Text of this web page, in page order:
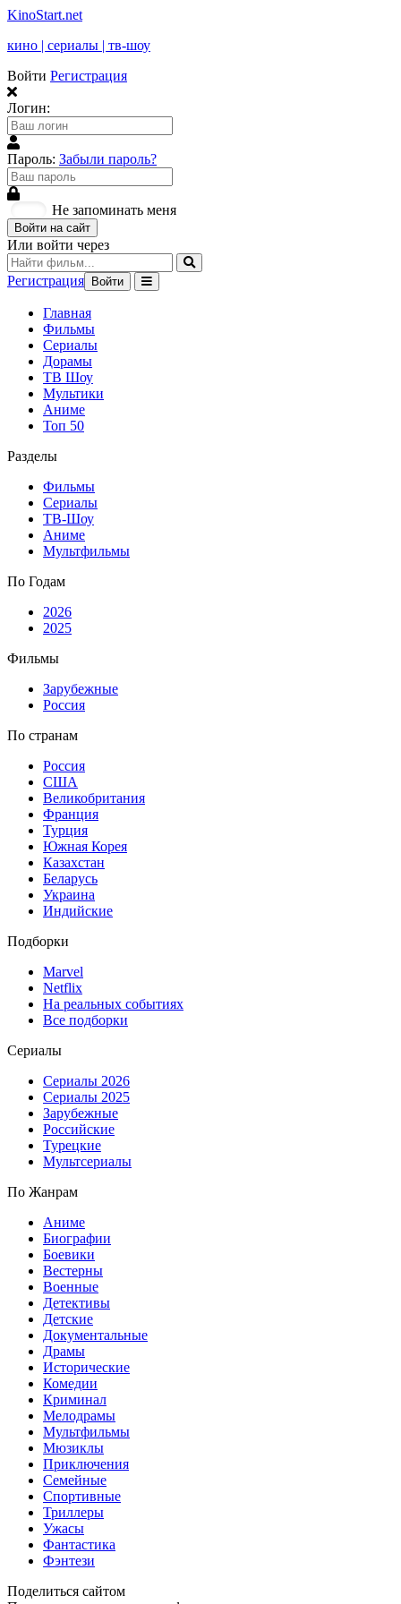
KinoStart.net
кино | сериалы | тв-шоу
Войти Регистрация
Логин:
Пароль: Забыли пароль?
Не запоминать меня
Войти на сайт
Или войти через
Регистрация Войти
Главная
Фильмы
Сериалы
Дорамы
ТВ Шоу
Мультики
Аниме
Топ 50
Разделы
Фильмы
Сериалы
ТВ-Шоу
Аниме
Мультфильмы
По Годам
2026
2025
Фильмы
Зарубежные
Россия
По странам
Россия
США
Великобритания
Франция
Турция
Южная Корея
Казахстан
Беларусь
Украина
Индийские
Подборки
Marvel
Netflix
На реальных событиях
Все подборки
Сериалы
Сериалы 2026
Сериалы 2025
Зарубежные
Российские
Турецкие
Мультсериалы
По Жанрам
Аниме
Биографии
Боевики
Вестерны
Военные
Детективы
Детские
Документальные
Драмы
Исторические
Комедии
Криминал
Мелодрамы
Мультфильмы
Мюзиклы
Приключения
Семейные
Спортивные
Триллеры
Ужасы
Фантастика
Фэнтези
Поделиться сайтом